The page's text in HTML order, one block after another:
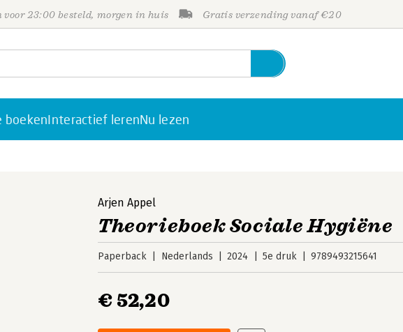
voor 23:00 besteld, morgen in huis Gratis verzending vanaf €20
boekenInteractief lerenNu lezen
Arjen Appel
Theorieboek Sociale Hygiëne
Paperback Nederlands 2024 5e druk 9789493215641
€ 52,20
Personen